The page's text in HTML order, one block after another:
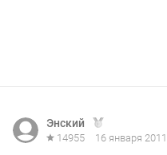
Энский
14955 16 января